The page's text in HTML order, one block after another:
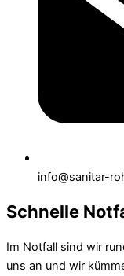
info@sanitar-
Schnelle
Im Notfall sind wir
uns an und wir